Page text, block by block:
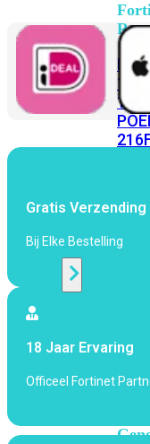
108F
112F-
POE
WiFi
Gratis Verzending
Bij Elke Bestelling
18 Jaar Ervaring
Officeel Fortinet